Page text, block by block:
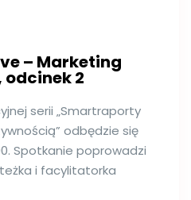
– Marketing
2
serii „Smartraporty
odbędzie się
Spotkanie poprowadzi
i facylitatorka